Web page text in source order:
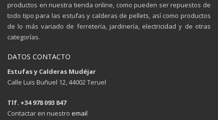
productos en nuestra tienda online, como pueden ser repuestos de
todo tipo para las estufas y calderas de pellets, así como productos
de lo más variado de ferretería, jardinería, electricidad y de otras
categorías.
DATOS CONTACTO
Estufas y Calderas Mudéjar
Calle Luis Buñuel 12, 44002 Teruel
Tlf. +34 978 093 847
Contactar en nuestro email